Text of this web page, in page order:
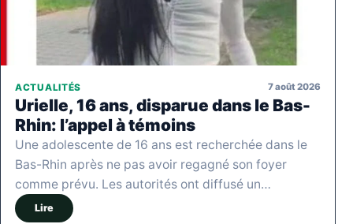
ACTUALITÉS 7 août 2026
Urielle, 16 ans, disparue dans le Bas-
Rhin: l’appel à témoins
Une adolescente de 16 ans est recherchée dans le
Bas-Rhin après ne pas avoir regagné son foyer
comme prévu. Les autorités ont diffusé un…
Lire